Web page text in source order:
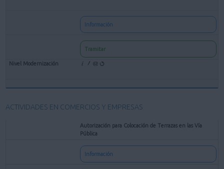
Información
Tramitar
ACTIVIDADES EN COMERCIOS Y EMPRESAS
Autorización para Colocación de Terrazas en las Vía
Pública
Información